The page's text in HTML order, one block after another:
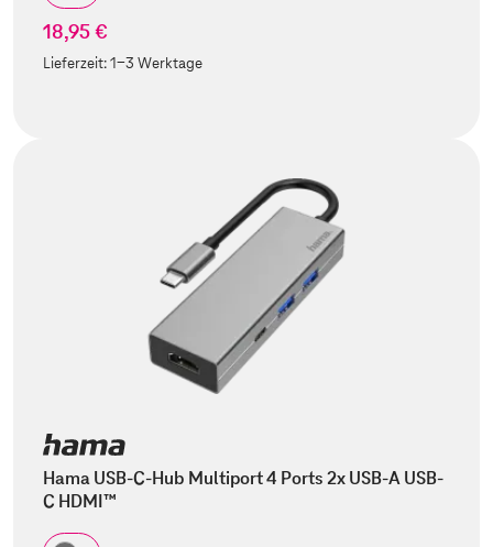
18,95 €
Lieferzeit:1-3 Werktage
Hama USB-C-Hub Multiport 4 Ports 2x USB-A USB-
C HDMI™